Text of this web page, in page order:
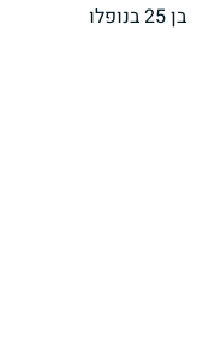
בן 25 בנופלו